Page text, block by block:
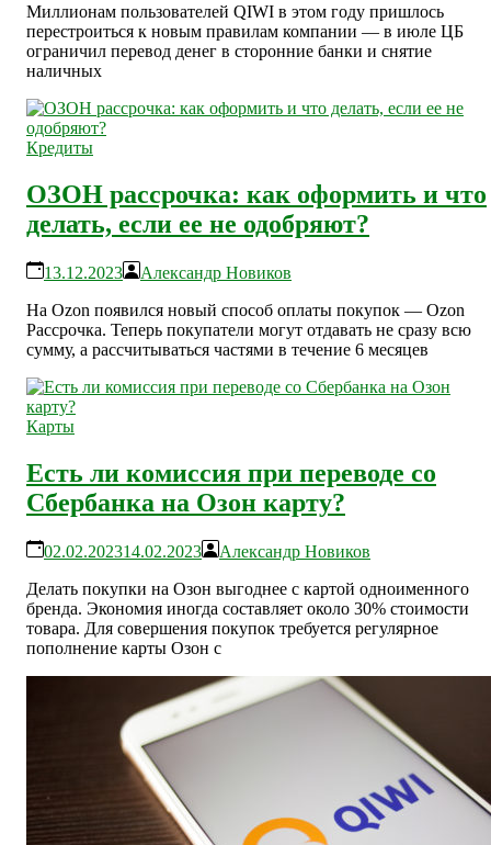
Миллионам пользователей QIWI в этом году пришлось
перестроиться к новым правилам компании — в июле ЦБ
ограничил перевод денег в сторонние банки и снятие
наличных
Кредиты
ОЗОН рассрочка: как оформить и что
делать, если ее не одобряют?
13.12.2023
Александр Новиков
На Ozon появился новый способ оплаты покупок — Ozon
Рассрочка. Теперь покупатели могут отдавать не сразу всю
сумму, а рассчитываться частями в течение 6 месяцев
Карты
Есть ли комиссия при переводе со
Сбербанка на Озон карту?
02.02.202314.02.2023
Александр Новиков
Делать покупки на Озон выгоднее с картой одноименного
бренда. Экономия иногда составляет около 30% стоимости
товара. Для совершения покупок требуется регулярное
пополнение карты Озон с